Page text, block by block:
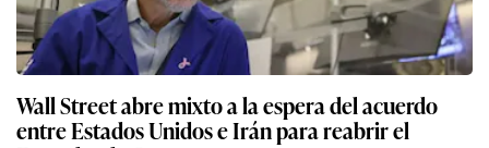
Wall Street abre mixto a la espera del acuerdo
entre Estados Unidos e Irán para reabrir el